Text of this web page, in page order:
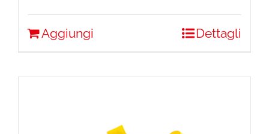
Aggiungi Dettagli